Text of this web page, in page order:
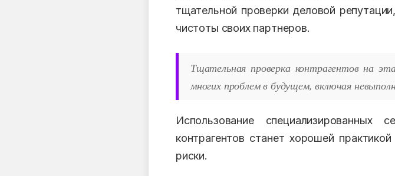
тщательной проверки деловой
чистоты своих партнеров.
Тщательная проверка контрагентов на
многих проблем в будущем, включая
Использование
контрагентов станет хорошей
риски.